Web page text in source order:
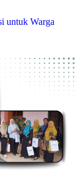
untuk Warga